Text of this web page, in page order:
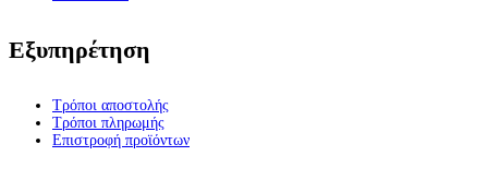
Εξυπηρέτηση
Τρόποι αποστολής
Τρόποι πληρωμής
Επιστροφή προϊόντων